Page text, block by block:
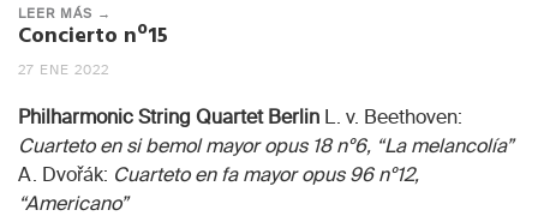
LEER MÁS →
Concierto nº15
27 ENE 2022
Philharmonic String Quartet Berlin L. v. Beethoven:
Cuarteto en si bemol mayor opus 18 nº6, “La melancolía”
A. Dvořák: Cuarteto en fa mayor opus 96 nº12,
“Americano”